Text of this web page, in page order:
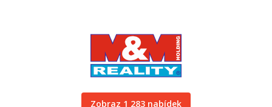
Zobraz 1 283 nabídek